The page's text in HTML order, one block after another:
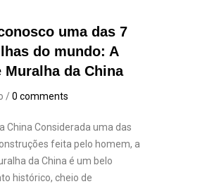
uma das 7
do mundo: A
Muralha da China
/0 comments
China Considerada uma das
feita pelo homem, a
da China é um belo
histórico, cheio de